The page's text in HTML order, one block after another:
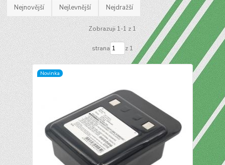
Nejnovější Nejlevnější Nejdražší
Zobrazuji 1-1 z 1
strana z 1
Novinka